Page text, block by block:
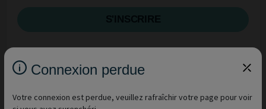
Connexion perdue
Votre connexion est perdue, veuillez rafraîchir votre page pour voir